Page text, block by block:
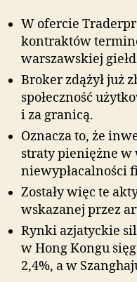
W ofercie
kontraktów
warszawskiej
Broker zdążył już
społeczność
i za granicą.
Oznacza to, że
straty pieniężne
niewypłacalności
Zostały więc te
wskazanej przez
Rynki azjatyckie
w Hong Kongu
2,4%, a w